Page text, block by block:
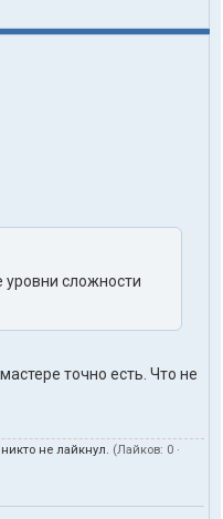
уровни сложности
точно есть. Что не
не лайкнул. (Лайков: 0 ·